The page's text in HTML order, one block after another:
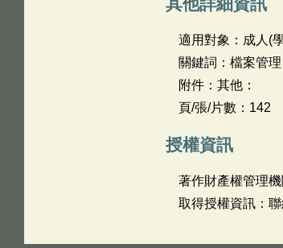
適用對象：成人(
關鍵詞：檔案管
附件：其他：
頁/張/片數：142
授權資訊
著作財產權管理
取得授權資訊：